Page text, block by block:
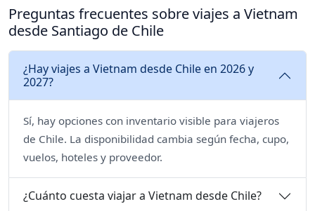
Preguntas frecuentes sobre viajes a Vietnam
desde Santiago de Chile
¿Hay viajes a Vietnam desde Chile en 2026 y
2027?
Sí, hay opciones con inventario visible para viajeros
de Chile. La disponibilidad cambia según fecha, cupo,
vuelos, hoteles y proveedor.
¿Cuánto cuesta viajar a Vietnam desde Chile?